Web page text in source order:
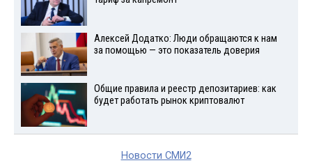
Алексей Додатко: Люди обращаются к нам
за помощью — это показатель доверия
Общие правила и реестр депозитариев: как
будет работать рынок криптовалют
Новости СМИ2